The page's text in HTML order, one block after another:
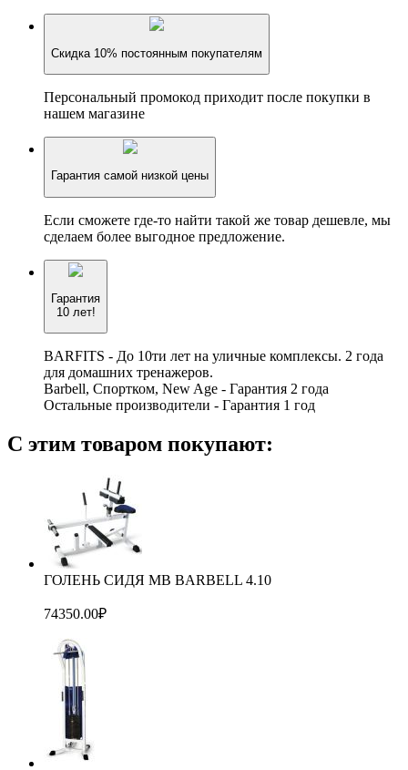
Скидка 10% постоянным покупателям
Персональный промокод приходит после покупки в
нашем магазине
Гарантия самой низкой цены
Если сможете где-то найти такой же товар дешевле, мы
сделаем более выгодное предложение.
Гарантия
10 лет!
BARFITS - До 10ти лет на уличные комплексы. 2 года
для домашних тренажеров.
Barbell, Спортком, New Age - Гарантия 2 года
Остальные производители - Гарантия 1 год
С этим товаром покупают:
ГОЛЕНЬ СИДЯ МВ BARBELL 4.10
74350.00₽